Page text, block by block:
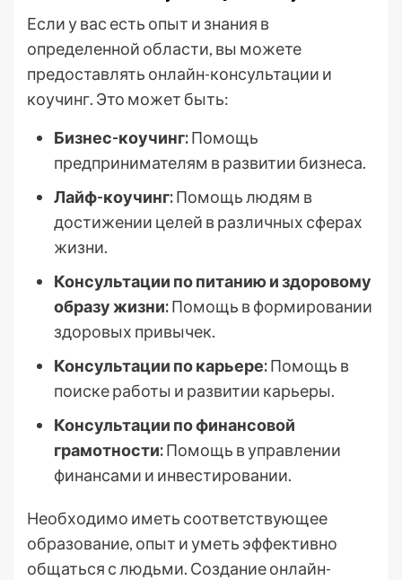
Если у вас есть опыт и знания в
определенной области, вы можете
предоставлять онлайн-консультации и
коучинг. Это может быть:
Бизнес-коучинг:Помощь
предпринимателям в развитии бизнеса.
Лайф-коучинг:Помощь людям в
достижении целей в различных сферах
жизни.
Консультации по питанию и здоровому
образу жизни:Помощь в формировании
здоровых привычек.
Консультации по карьере:Помощь в
поиске работы и развитии карьеры.
Консультации по финансовой
грамотности:Помощь в управлении
финансами и инвестировании.
Необходимо иметь соответствующее
образование, опыт и уметь эффективно
общаться с людьми. Создание онлайн-